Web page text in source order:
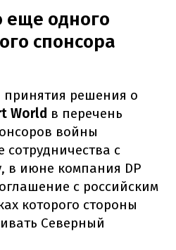
еще одного
спонсора
решения о
World в перечень
войны
с
в июне компания DP
с российским
которого стороны
Северный